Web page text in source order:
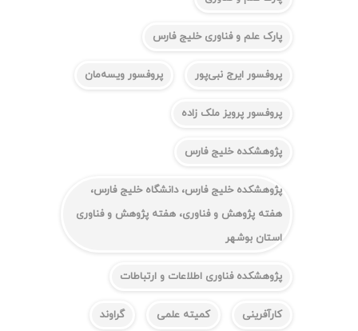
پارک علم و فناوری خلیج فارس
پروفسور ایرج نبی‌پور پروفسور ویسه‌مان
پروفسور پرویز ملک زاده
پژوهشکده خلیج فارس
پژوهشکده خلیج فارس، دانشگاه خلیج فارس،
هفته پژوهش و فناوری، هفته پژوهش و فناوری
استان بوشهر
پژوهشکده فناوری اطلاعات و ارتباطات
کارآفرینی کمیته علمی گراوند